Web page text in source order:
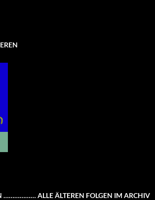
……………… ALLE ÄLTEREN FOLGEN IM ARCHIV